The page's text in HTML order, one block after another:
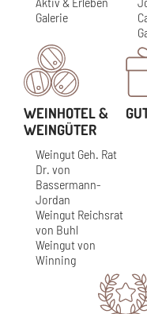
Galerie
WEINHOTEL &
WEINGÜTER
Weingut Geh. Rat
Dr. von
Bassermann-
Jordan
Weingut Reichsrat
von Buhl
Weingut von
Winning